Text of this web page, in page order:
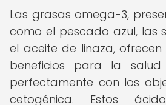
Las grasas omega-3,
como el pescado azul, las
el aceite de linaza,
beneficios para la
perfectamente con los
cetogénica. Estos